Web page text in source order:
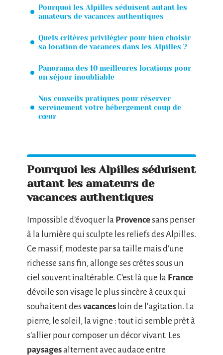
Pourquoi les Alpilles séduisent autant les
amateurs de vacances authentiques
Quels critères privilégier pour bien choisir
sa location de vacances dans les Alpilles ?
Panorama des 10 meilleures locations pour
un séjour inoubliable
Nos conseils pratiques pour réserver
sereinement votre hébergement coup de
cœur
Pourquoi les Alpilles séduisent
autant les amateurs de
vacances authentiques
Impossible d’évoquer la Provencesans penser
à la lumière qui sculpte les reliefs des Alpilles.
Ce massif, modeste par sa taille mais d’une
richesse sans fin, allonge ses crêtes sous un
ciel souvent inaltérable. C’est là que la France
dévoile son visage le plus sincère à ceux qui
souhaitent desvacances loin de l’agitation. La
pierre, le soleil, la vigne : tout ici semble prêt à
s’allier pour composer un décor vivant. Les
paysagesalternent avec audace entre